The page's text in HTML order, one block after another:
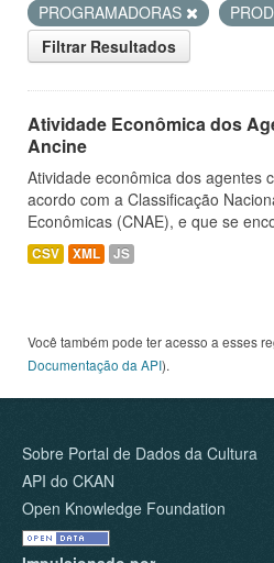
PROGRAMADORAS
Filtrar Resultados
Atividade Econômica dos
Ancine
Atividade econômica dos agentes
acordo com a Classificação
Econômicas (CNAE), e que se
CSV XML JS
Você também pode ter acesso a esses
Documentação da API).
Sobre Portal de Dados da Cultura
API do CKAN
Open Knowledge Foundation